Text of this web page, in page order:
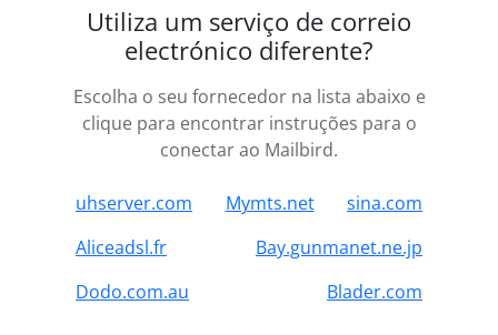
Utiliza um serviço de correio
electrónico diferente?
Escolha o seu fornecedor na lista abaixo e
clique para encontrar instruções para o
conectar ao Mailbird.
uhserver.com Mymts.net
sina.com
Aliceadsl.fr
Bay.gunmanet.ne.jp
Dodo.com.au
Blader.com